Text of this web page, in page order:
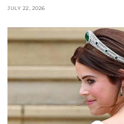
JULY 22, 2026